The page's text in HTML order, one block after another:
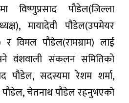
विष्णुप्रसाद पौडेल(जिल्ला
मायादेवी पौडेल(उपमेयर
र विमल पौडेल(रामग्राम) लाई
वंशवाली संकलन समितिको
पौडेल, सदस्यमा रेशम शर्मा,
चेतनाथ पौडेल रहनुभएको